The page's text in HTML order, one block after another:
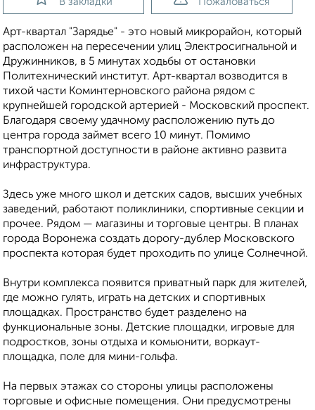
Арт-квартал "Зарядье" - это новый микрорайон, который
расположен на пересечении улиц Электросигнальной и
Дружинников, в 5 минутах ходьбы от остановки
Политехнический институт. Арт-квартал возводится в
тихой части Коминтерновского района рядом с
крупнейшей городской артерией - Московский проспект.
Благодаря своему удачному расположению путь до
центра города займет всего 10 минут. Помимо
транспортной доступности в районе активно развита
инфраструктура.
Здесь уже много школ и детских садов, высших учебных
заведений, работают поликлиники, спортивные секции и
прочее. Рядом — магазины и торговые центры. В планах
города Воронежа создать дорогу-дублер Московского
проспекта которая будет проходить по улице Солнечной.
Внутри комплекса появится приватный парк для жителей,
где можно гулять, играть на детских и спортивных
площадках. Пространство будет разделено на
функциональные зоны. Детские площадки, игровые для
подростков, зоны отдыха и комьюнити, воркаут-
площадка, поле для мини-гольфа.
На первых этажах со стороны улицы расположены
торговые и офисные помещения. Они предусмотрены